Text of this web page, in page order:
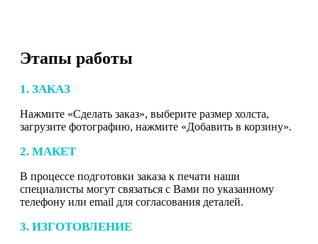
Этапы работы
1. ЗАКАЗ
Нажмите «Сделать заказ», выберите размер холста,
загрузите фотографию, нажмите «Добавить в корзину».
2. МАКЕТ
В процессе подготовки заказа к печати наши
специалисты могут связаться с Вами по указанному
телефону или email для согласования деталей.
3. ИЗГОТОВЛЕНИЕ